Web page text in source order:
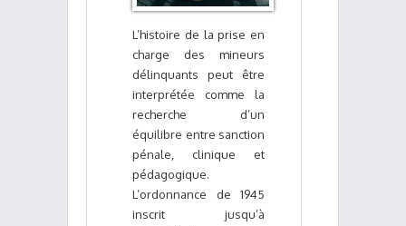
L’histoire de la prise en
charge des mineurs
délinquants peut être
interprétée comme la
recherche d’un
équilibre entre sanction
pénale, clinique et
pédagogique.
L’ordonnance de 1945
inscrit jusqu’à